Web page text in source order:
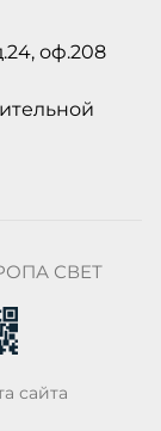
оф.208
СВЕТ
сайта